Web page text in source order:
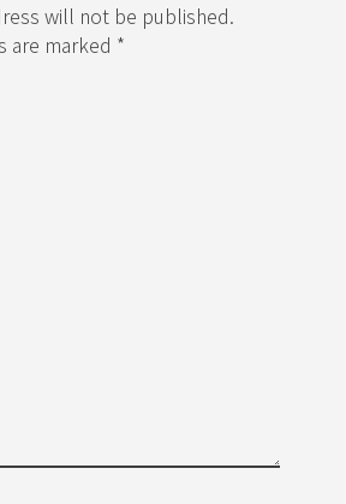
will not be published.
are marked *